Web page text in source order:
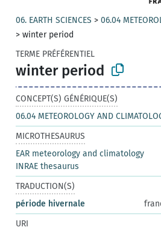
06. EARTH SCIENCES >06.04
>winter period
TERME PRÉFÉRENTIEL
winter period
CONCEPT(S) GÉNÉRIQUE(S)
06.04 METEOROLOGY AND
MICROTHESAURUS
EAR meteorology and climatology
INRAE thesaurus
TRADUCTION(S)
période hivernale
URI